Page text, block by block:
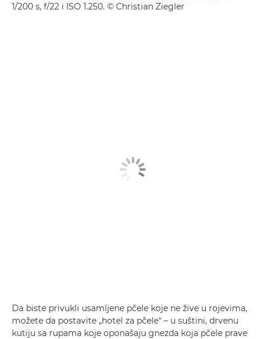
1/200 s, f/22 i ISO 1.250. © Christian Ziegler
Da biste privukli usamljene pčele koje ne žive u rojevima,
možete da postavite „hotel za pčele“ – u suštini, drvenu
kutiju sa rupama koje oponašaju gnezda koja pčele prave